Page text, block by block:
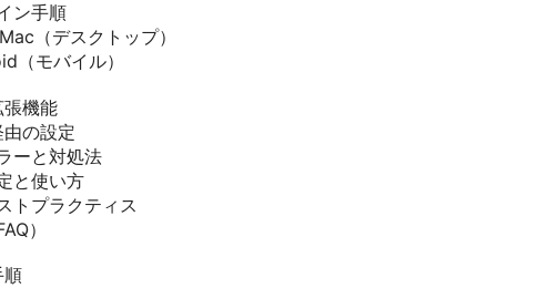
ン手順
（デスクトップ）
（モバイル）
張機能
の設定
ーと対処法
と使い方
トプラクティス
）
順